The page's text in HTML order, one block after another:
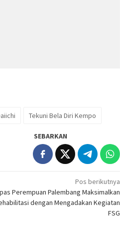
Tekuni Bela Diri Kempo
SEBARKAN
Pos berikutnya
Perempuan Palembang Maksimalkan
dengan Mengadakan Kegiatan
FSG